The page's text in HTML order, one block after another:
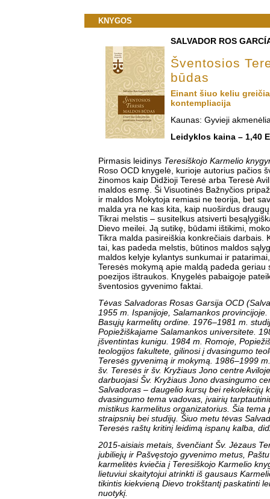
KNYGOS
SALVADOR ROS
Šventosios
būdas
Einant šiuo keliu
kontempliacija
Kaunas: Gyvieji
Leidyklos kaina – 1,40
Pirmasis leidinys Teresiškojo Karmelio
Roso OCD knygelė, kurioje autorius pačios
žinomos kaip Didžioji Teresė arba Teresė
maldos esmę. Ši Visuotinės Bažnyčios
ir maldos Mokytoja remiasi ne teorija, bet
malda yra ne kas kita, kaip nuoširdus
Tikrai melstis – susitelkus atsiverti
Dievo meilei. Ją sutikę, būdami ištikimi,
Tikra malda pasireiškia konkrečiais darbais.
tai, kas padeda melstis, būtinos maldos
maldos kelyje kylantys sunkumai ir
Teresės mokymą apie maldą padeda geriau
poezijos ištraukos. Knygelės pabaigoje
šventosios gyvenimo faktai.
Tėvas Salvadoras Rosas Garsija OCD
1955 m. Ispanijoje, Salamankos
Basųjų karmelitų ordine. 1976–1981 m.
Popiežiškajame Salamankos universitete.
įšventintas kunigu. 1984 m. Romoje,
teologijos fakultete, gilinosi į dvasingumo
Teresės gyvenimą ir mokymą. 1986–1999
šv. Teresės ir šv. Kryžiaus Jono centre
darbuojasi Šv. Kryžiaus Jono dvasingumo
Salvadoras – daugelio kursų bei rekolekcijų
dvasingumo tema vadovas, įvairių
mistikus karmelitus organizatorius. Šia tema
straipsnių bei studijų. Šiuo metu tėvas
Teresės raštų kritinį leidimą ispanų kalba,
2015-aisiais metais, švenčiant Šv. Jėzaus
jubiliejų ir Pašvęstojo gyvenimo metus,
karmelitės kviečia į Teresiškojo Karmelio
lietuviui skaitytojui atrinkti iš gausaus
tikintis kiekvieną Dievo trokštantį paskatinti
nuotykį.